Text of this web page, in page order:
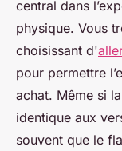
central dans
physique. Vous
choisissant d'
pour permettre
achat. Même si
identique aux
souvent que le